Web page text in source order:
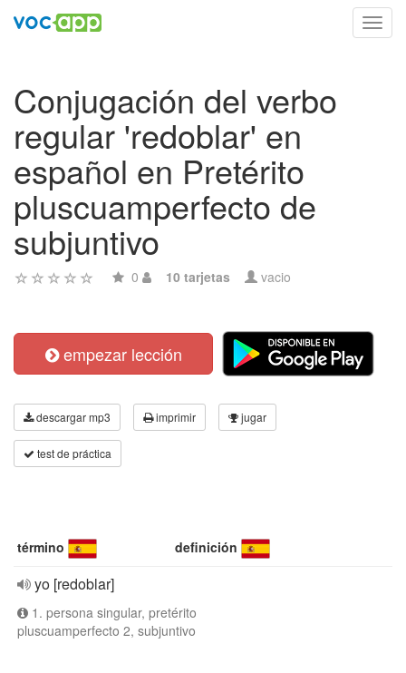
Conjugación del verbo
regular 'redoblar' en
español en Pretérito
pluscuamperfecto de
subjuntivo
0 10 tarjetas vacio
empezar lección
descargar mp3 imprimir jugar
test de práctica
término definición
yo [redoblar]
1. persona singular, pretérito
pluscuamperfecto 2, subjuntivo